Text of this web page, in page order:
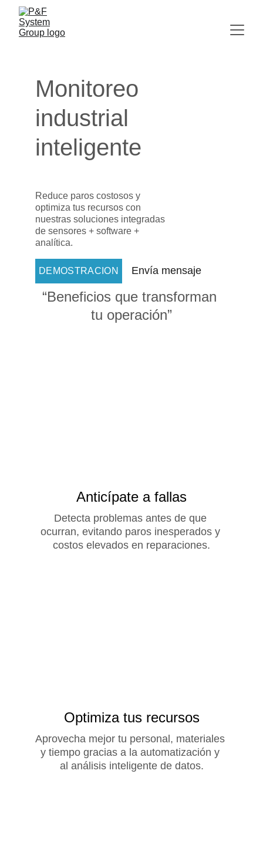
Monitoreo
industrial
inteligente
Reduce paros costosos y
optimiza tus recursos con
nuestras soluciones integradas
de sensores + software +
analítica.
DEMOSTRACION Envía mensaje
“Beneficios que transforman
tu operación”
Anticípate a fallas
Optimiza tus recursos
Detecta problemas antes de que
ocurran, evitando paros inesperados y
costos elevados en reparaciones.
Aprovecha mejor tu personal, materiales
y tiempo gracias a la automatización y
al análisis inteligente de datos.